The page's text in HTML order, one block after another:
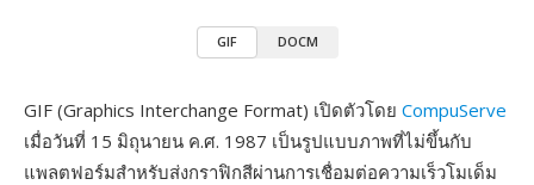
GIF DOCM
GIF (Graphics Interchange Format) เปิดตัวโดย CompuServe
เมื่อวันที่ 15 มิถุนายน ค.ศ. 1987 เป็นรูปแบบภาพที่ไม่ขึ้นกับ
แพลตฟอร์มสำหรับส่งกราฟิกสีผ่านการเชื่อมต่อความเร็วโมเด็ม